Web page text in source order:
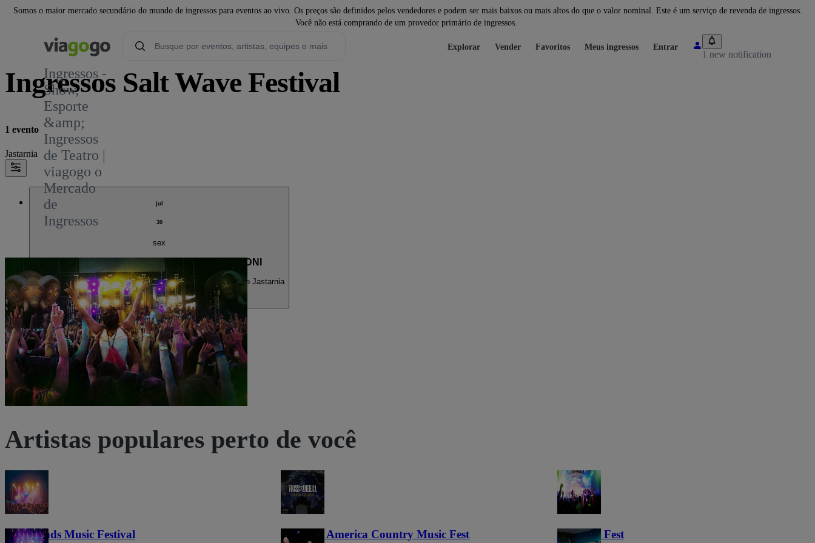
Somos o maior mercado secundário do mundo de ingressos para eventos ao vivo. Os preços são definidos pelos vendedores e podem ser mais baixos ou mais altos do que o valor nominal. Este é um serviço de revenda de ingressos.
Você não está comprando de um provedor primário de ingressos.
Ingressos -
Show,
Esporte
&amp;
Ingressos
de Teatro |
viagogo o
Mercado
de
Ingressos
Explorar Vender Favoritos Meus ingressos Entrar
1 new notification
Ingressos Salt Wave Festival
1 evento
Jastarnia
jul
30
sex
Defender Salt Wave Festival - KARNET 2 DNI
15:00 Jastarnia, Wojewodztwo Pomorskie, Polônia
Lotnisko Jastarnia
Lotnisko Jastarnia
Esgotado
Artistas populares perto de você
Lost Lands Music Festival Voices of America Country Music Fest Haunted Fest